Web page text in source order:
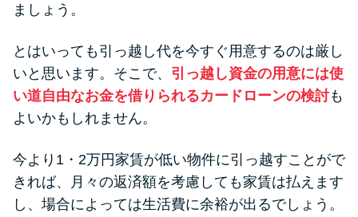
ましょう。
とはいっても引っ越し代を今すぐ用意するのは厳し
いと思います。そこで、 引っ越し資金の用意には使
い道自由なお金を借りられるカードローンの検討も
よいかもしれません。
今より1・2万円家賃が低い物件に引っ越すことがで
きれば、月々の返済額を考慮しても家賃は払えます
し、場合によっては生活費に余裕が出るでしょう。